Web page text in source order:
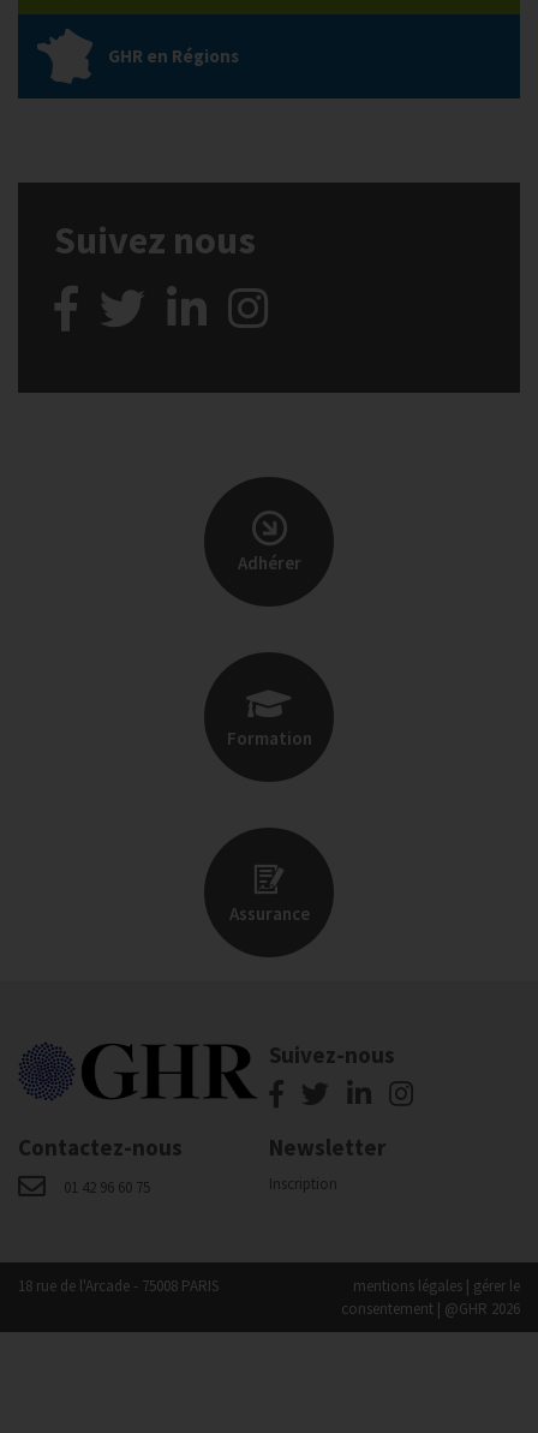
GHR en Régions
Suivez nous
Adhérer
Formation
Assurance
Suivez-nous
Contactez-nous
01 42 96 60 75
Newsletter
Inscription
18 rue de l'Arcade - 75008 PARIS mentions légales | gérer le
consentement | @GHR 2026